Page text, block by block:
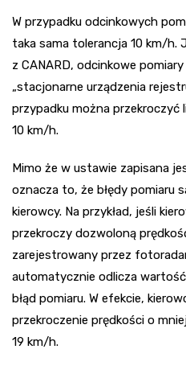
W przypadku odcinkowych
taka sama tolerancja 10 km/h.
z CANARD, odcinkowe
„stacjonarne urządzenia
przypadku można przekroczyć
10 km/h.
Mimo że w ustawie zapisana
oznacza to, że błędy pomiaru
kierowcy. Na przykład, jeśli
przekroczy dozwoloną
zarejestrowany przez
automatycznie odlicza
błąd pomiaru. W efekcie,
przekroczenie prędkości o
19 km/h.